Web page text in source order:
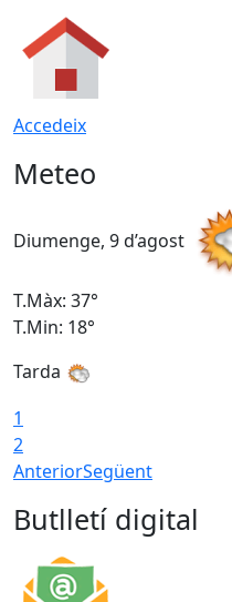
Accedeix
Meteo
Diumenge, 9 d’agost
T.Màx: 37°
T.Min: 18°
Tarda
1
2
AnteriorSegüent
Butlletí digital